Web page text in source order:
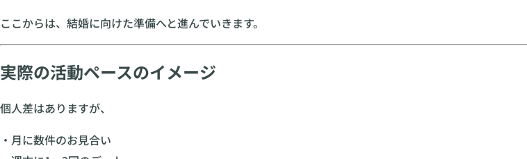
ここからは、結婚に向けた準備へと進んでいきます。
実際の活動ペースのイメージ
個人差はありますが、
・月に数件のお見合い